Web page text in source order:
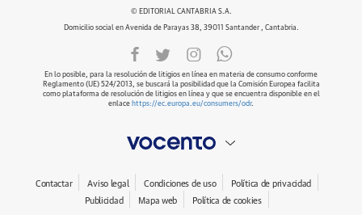
© EDITORIAL CANTABRIA S.A.
Domicilio social en Avenida de Parayas 38, 39011 Santander , Cantabria.
En lo posible, para la resolución de litigios en línea en materia de consumo conforme
Reglamento (UE) 524/2013, se buscará la posibilidad que la Comisión Europea facilita
como plataforma de resolución de litigios en línea y que se encuentra disponible en el
enlace https://ec.europa.eu/consumers/odr.
Contactar Aviso legal Condiciones de uso
Política de privacidad
Publicidad
Mapa web Política de cookies